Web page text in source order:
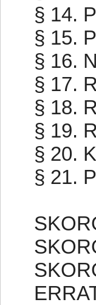
§ 14.
§ 15.
§ 16.
§ 17.
§ 18.
§ 19.
§ 20.
§ 21.